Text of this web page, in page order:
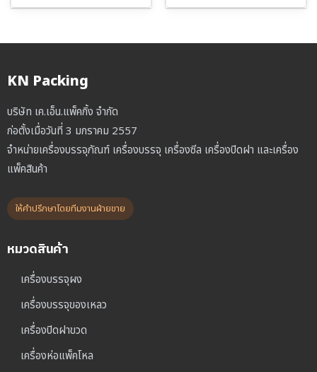
KN Packing
บริษัท เค.เอ็น.แพ็คกิ้ง จำกัด
ก่อตั้งเมื่อวันที่ 3 มกราคม 2557
จำหน่ายเครื่องบรรจุภัณฑ์ เครื่องบรรจุ เครื่องซีล เครื่องปิดฝา และเครื่อง
แพ็คสินค้า
ให้คำปรึกษาโดยทีมงานฝ่ายขาย
หมวดสินค้า
เครื่องบรรจุผง
เครื่องบรรจุของเหลว
เครื่องปิดฝาขวด
เครื่องห่อแพ็คโหล